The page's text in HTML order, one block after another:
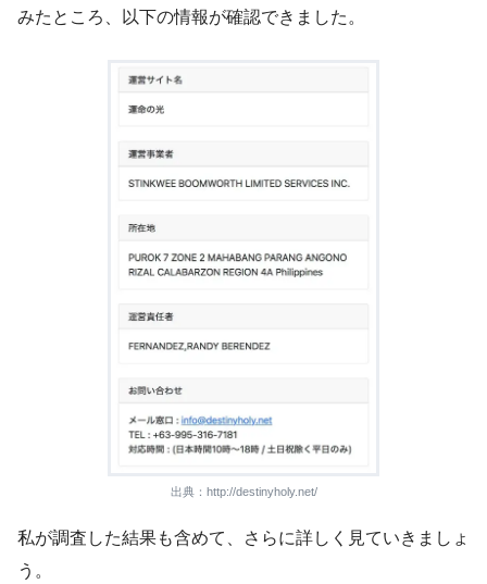
みたところ、以下の情報が確認できました。
出典：http://destinyholy.net/
私が調査した結果も含めて、さらに詳しく見ていきましょ
う。